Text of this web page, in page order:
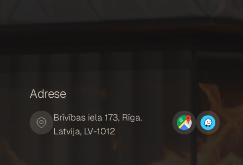
Adrese
Brīvības iela 173, Rīga,
Latvija, LV-1012